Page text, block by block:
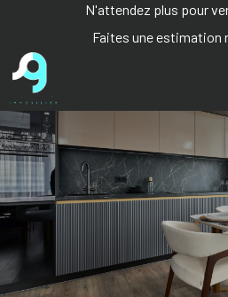
N'attendez plus pour
Faites une estimation